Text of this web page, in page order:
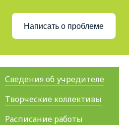
Написать о проблеме
Сведения об учредителе
Творческие коллективы
Расписание работы